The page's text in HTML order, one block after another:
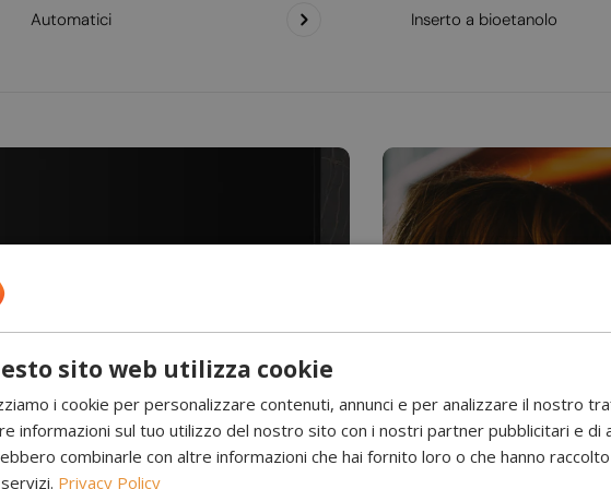
Automatici Inserto a bioetanolo
Camini a
sito web utilizza cookie
i cookie per personalizzare contenuti, annunci e per analizzare il nostro
informazioni sul tuo utilizzo del nostro sito con i nostri partner pubblicitari e di
combinarle con altre informazioni che hai fornito loro o che hanno
Privacy Policy